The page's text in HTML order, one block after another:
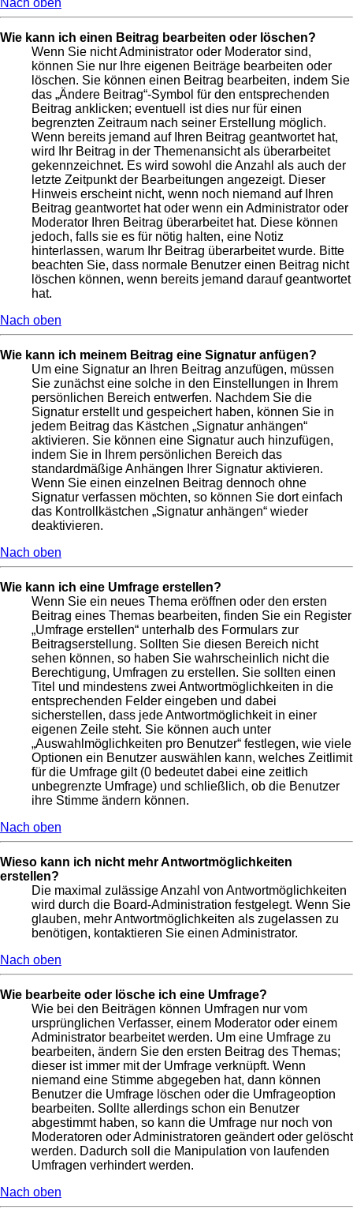
Wie kann ich einen Beitrag bearbeiten oder löschen?
Wenn Sie nicht Administrator oder Moderator sind,
können Sie nur Ihre eigenen Beiträge bearbeiten oder
löschen. Sie können einen Beitrag bearbeiten, indem Sie
das „Ändere Beitrag“-Symbol für den entsprechenden
Beitrag anklicken; eventuell ist dies nur für einen
begrenzten Zeitraum nach seiner Erstellung möglich.
Wenn bereits jemand auf Ihren Beitrag geantwortet hat,
wird Ihr Beitrag in der Themenansicht als überarbeitet
gekennzeichnet. Es wird sowohl die Anzahl als auch der
letzte Zeitpunkt der Bearbeitungen angezeigt. Dieser
Hinweis erscheint nicht, wenn noch niemand auf Ihren
Beitrag geantwortet hat oder wenn ein Administrator oder
Moderator Ihren Beitrag überarbeitet hat. Diese können
jedoch, falls sie es für nötig halten, eine Notiz
hinterlassen, warum Ihr Beitrag überarbeitet wurde. Bitte
beachten Sie, dass normale Benutzer einen Beitrag nicht
löschen können, wenn bereits jemand darauf geantwortet
hat.
Nach oben
Wie kann ich meinem Beitrag eine Signatur anfügen?
Um eine Signatur an Ihren Beitrag anzufügen, müssen
Sie zunächst eine solche in den Einstellungen in Ihrem
persönlichen Bereich entwerfen. Nachdem Sie die
Signatur erstellt und gespeichert haben, können Sie in
jedem Beitrag das Kästchen „Signatur anhängen“
aktivieren. Sie können eine Signatur auch hinzufügen,
indem Sie in Ihrem persönlichen Bereich das
standardmäßige Anhängen Ihrer Signatur aktivieren.
Wenn Sie einen einzelnen Beitrag dennoch ohne
Signatur verfassen möchten, so können Sie dort einfach
das Kontrollkästchen „Signatur anhängen“ wieder
deaktivieren.
Nach oben
Wie kann ich eine Umfrage erstellen?
Wenn Sie ein neues Thema eröffnen oder den ersten
Beitrag eines Themas bearbeiten, finden Sie ein Register
„Umfrage erstellen“ unterhalb des Formulars zur
Beitragserstellung. Sollten Sie diesen Bereich nicht
sehen können, so haben Sie wahrscheinlich nicht die
Berechtigung, Umfragen zu erstellen. Sie sollten einen
Titel und mindestens zwei Antwortmöglichkeiten in die
entsprechenden Felder eingeben und dabei
sicherstellen, dass jede Antwortmöglichkeit in einer
eigenen Zeile steht. Sie können auch unter
„Auswahlmöglichkeiten pro Benutzer“ festlegen, wie viele
Optionen ein Benutzer auswählen kann, welches Zeitlimit
für die Umfrage gilt (0 bedeutet dabei eine zeitlich
unbegrenzte Umfrage) und schließlich, ob die Benutzer
ihre Stimme ändern können.
Nach oben
Wieso kann ich nicht mehr Antwortmöglichkeiten
erstellen?
Die maximal zulässige Anzahl von Antwortmöglichkeiten
wird durch die Board-Administration festgelegt. Wenn Sie
glauben, mehr Antwortmöglichkeiten als zugelassen zu
benötigen, kontaktieren Sie einen Administrator.
Nach oben
Wie bearbeite oder lösche ich eine Umfrage?
Wie bei den Beiträgen können Umfragen nur vom
ursprünglichen Verfasser, einem Moderator oder einem
Administrator bearbeitet werden. Um eine Umfrage zu
bearbeiten, ändern Sie den ersten Beitrag des Themas;
dieser ist immer mit der Umfrage verknüpft. Wenn
niemand eine Stimme abgegeben hat, dann können
Benutzer die Umfrage löschen oder die Umfrageoption
bearbeiten. Sollte allerdings schon ein Benutzer
abgestimmt haben, so kann die Umfrage nur noch von
Moderatoren oder Administratoren geändert oder gelöscht
werden. Dadurch soll die Manipulation von laufenden
Umfragen verhindert werden.
Nach oben